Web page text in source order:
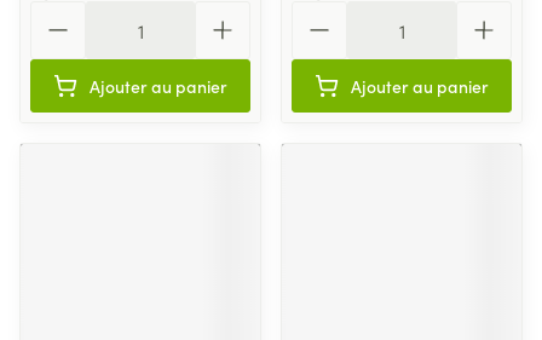
Ajouter au panier Ajouter au panier